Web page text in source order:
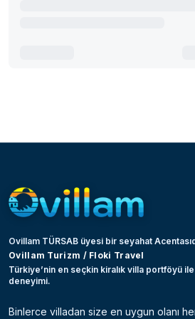
Ovillam TÜRSAB üyesi bir seyahat
Ovillam Turizm / Floki Travel
Türkiye’nin en seçkin kiralık villa portföyü
deneyimi.
Binlerce villadan size en uygun olanı